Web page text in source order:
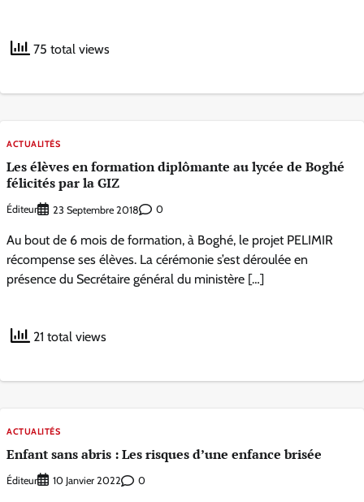
75 total views
ACTUALITÉS
Les élèves en formation diplômante au lycée de Boghé
félicités par la GIZ
Éditeur 23 Septembre 2018 0
Au bout de 6 mois de formation, à Boghé, le projet PELIMIR
récompense ses élèves. La cérémonie s’est déroulée en
présence du Secrétaire général du ministère […]
21 total views
ACTUALITÉS
Enfant sans abris : Les risques d’une enfance brisée
Éditeur 10 Janvier 2022 0